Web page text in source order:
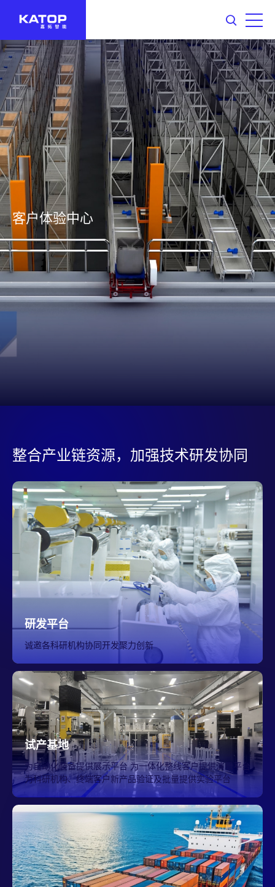
客户体验中心
整合产业链资源，加强技术研发协同
研发平台
诚邀各科研机构协同开发聚力创新
试产基地
为自动化装备提供展示平台 为一体化整线客户提供演示平台
为科研机构、终端客户新产品验证及批量提供实验平台